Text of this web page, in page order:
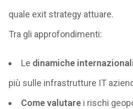
quale exit strategy attuare.
Tra gli approfondimenti:
Le dinamiche inte
più sulle infrastrutture IT
Come valutare i rischi